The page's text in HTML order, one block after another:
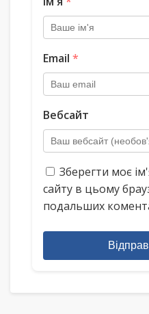
Email *
Вебсайт
Зберегти моє
сайту в цьому
подальших